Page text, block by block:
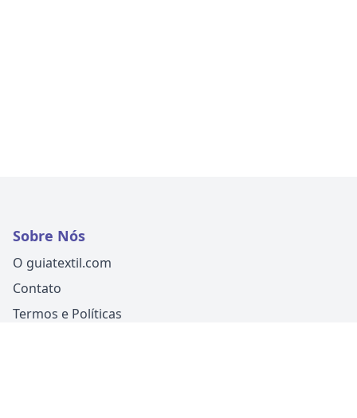
Sobre Nós
O guiatextil.com
Contato
Termos e Políticas